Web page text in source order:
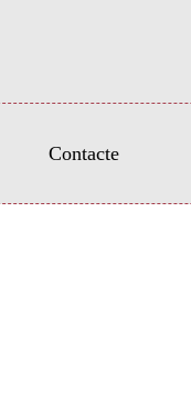
Contacte